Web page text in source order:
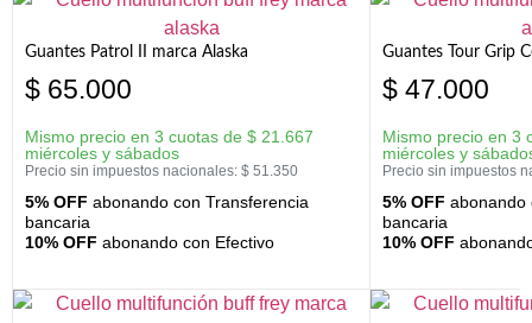
Guantes Patrol II marca Alaska
$ 65.000
Mismo precio en 3 cuotas de $ 21.667
miércoles y sábados
Precio sin impuestos nacionales: $ 51.350
5% OFF abonando con Transferencia
bancaria
10% OFF abonando con Efectivo
Guantes Tour Grip
$ 47.000
Mismo precio en 3
miércoles y
Precio sin impuestos
5% OFF abonando
bancaria
10% OFF